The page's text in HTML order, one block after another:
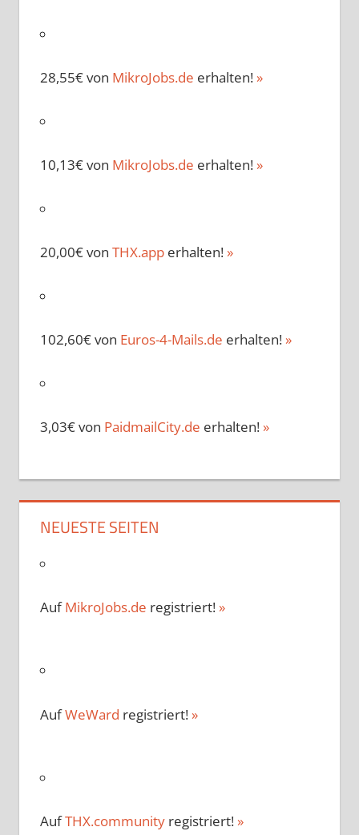
28,55€ von MikroJobs.de erhalten!»
10,13€ von MikroJobs.de erhalten!»
20,00€ von THX.apperhalten!»
102,60€ von Euros-4-Mails.de erhalten!»
3,03€ von PaidmailCity.de erhalten!»
NEUESTE SEITEN
AufMikroJobs.de registriert!»
AufWeWard registriert!»
AufTHX.communityregistriert!»